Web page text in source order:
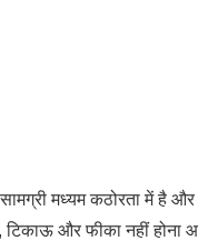
मध्यम कठोरता में है
टिकाऊ और फीका नहीं